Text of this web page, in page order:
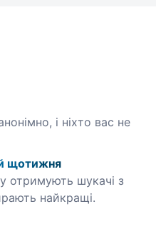
і ніхто вас не
щотижня
отримують шукачі з
найкращі.